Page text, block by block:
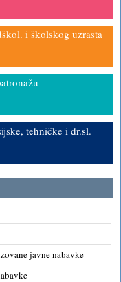
i školskog uzrasta
tehničke i dr.sl.
javne nabavke